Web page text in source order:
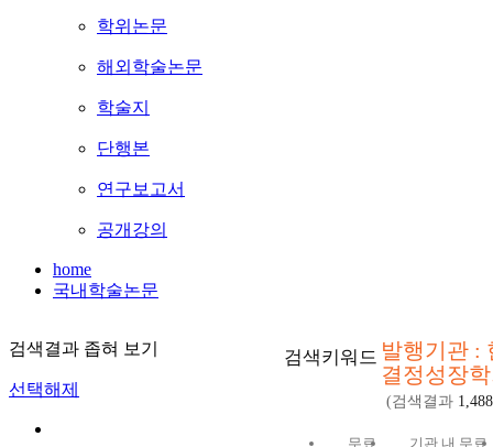
학위논문
해외학술논문
학술지
단행본
연구보고서
공개강의
home
국내학술논문
검색결과 좁혀 보기
선택해제
검색키워드 발행기관 :
결정성장
(검색결과 1,488
무료 기관 내 무료